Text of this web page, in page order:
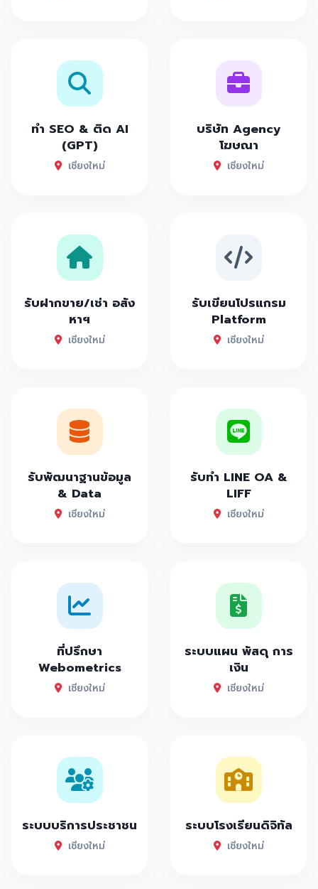
ทำ SEO & ติด AI
(GPT)
เชียงใหม่
บริษัท Agency
โฆษณา
เชียงใหม่
รับฝากขาย/เช่า อสัง
หาฯ
เชียงใหม่
รับเขียนโปรแกรม
Platform
เชียงใหม่
รับพัฒนาฐานข้อมูล
& Data
เชียงใหม่
รับทำ LINE OA &
LIFF
เชียงใหม่
ที่ปรึกษา
Webometrics
เชียงใหม่
ระบบแผน พัสดุ การ
เงิน
เชียงใหม่
ระบบบริการประชาชน
เชียงใหม่
ระบบโรงเรียนดิจิทัล
เชียงใหม่